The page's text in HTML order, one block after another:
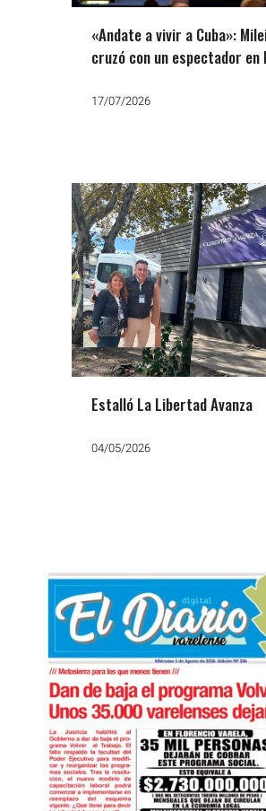
«Andate a vivir a Cuba»:
cruzó con un espectador en la
17/07/2026
Estalló La Libertad Avanza
04/05/2026